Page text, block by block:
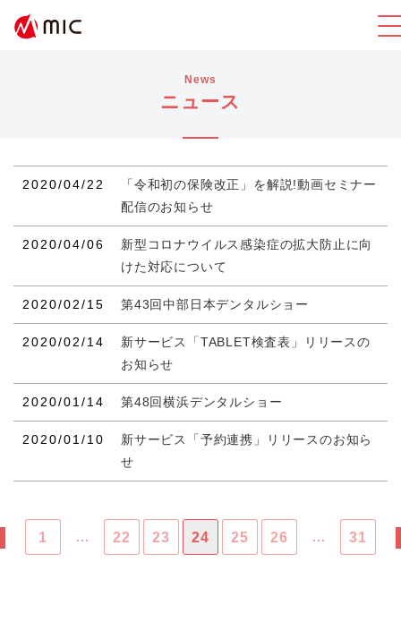
News
ニュース
2020/04/22
「令和初の保険改正」を解説!動画セミナー
配信のお知らせ
2020/04/06
新型コロナウイルス感染症の拡大防止に向
けた対応について
2020/02/15 第43回中部日本デンタルショー
2020/02/14
新サービス「TABLET検査表」リリースの
お知らせ
2020/01/14 第48回横浜デンタルショー
2020/01/10
新サービス「予約連携」リリースのお知ら
せ
1 … 22 23 24 25 26 … 31